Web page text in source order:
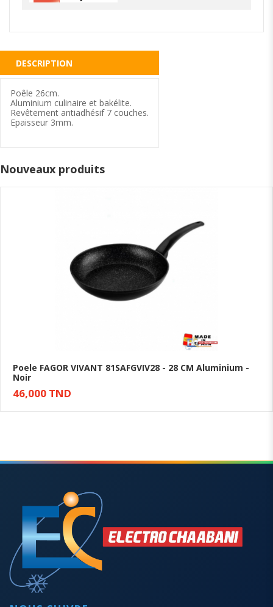
DESCRIPTION
Poêle 26cm.
Aluminium culinaire et bakélite.
Revêtement antiadhésif 7 couches.
Epaisseur 3mm.
Nouveaux produits
Poele FAGOR VIVANT 81SAFGVIV28 - 28 CM Aluminium -
Noir
46,000 TND